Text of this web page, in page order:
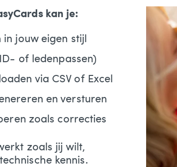
kan je:
jouw eigen stijl
of ledenpassen)
via CSV of Excel
en versturen
zoals correcties
zoals jij wilt,
kennis.